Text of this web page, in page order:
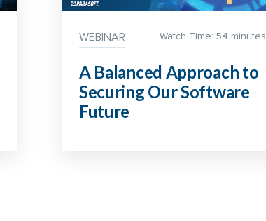
WEBINAR Watch Time: 54 minutes
A Balanced Approach to
Securing Our Software
Future